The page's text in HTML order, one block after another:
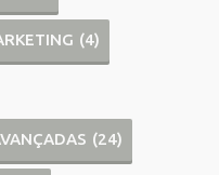
(4)
(24)